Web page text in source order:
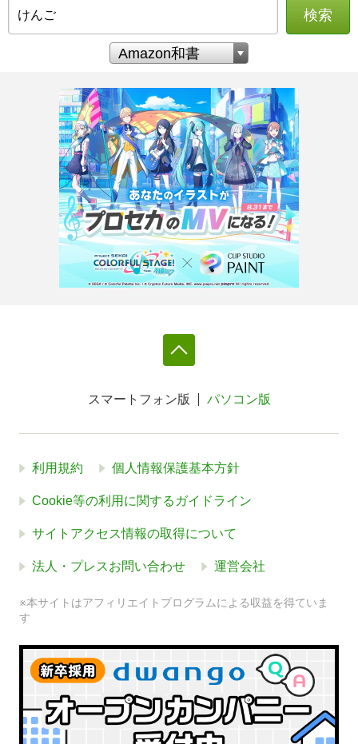
検索
スマートフォン版 パソコン版
利用規約 個人情報保護基本方針
Cookie等の利用に関するガイドライン
サイトアクセス情報の取得について
法人・プレスお問い合わせ 運営会社
※本サイトはアフィリエイトプログラムによる収益を得ていま
す